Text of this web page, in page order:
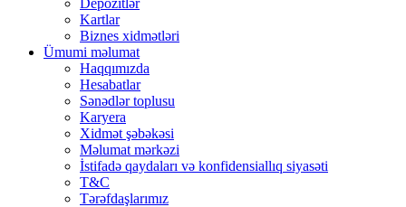
Depozitlər
Kartlar
Biznes xidmətləri
Ümumi məlumat
Haqqımızda
Hesabatlar
Sənədlər toplusu
Karyera
Xidmət şəbəkəsi
Məlumat mərkəzi
İstifadə qaydaları və konfidensiallıq siyasəti
T&C
Tərəfdaşlarımız